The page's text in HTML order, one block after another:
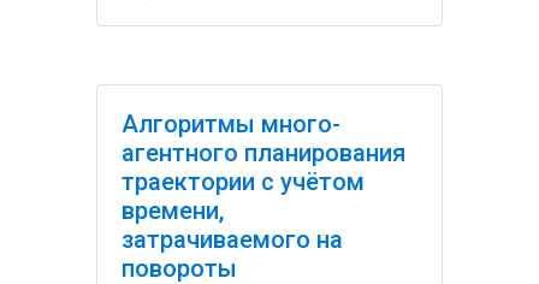
Алгоритмы много-
агентного планирования
траектории с учётом
времени,
затрачиваемого на
повороты